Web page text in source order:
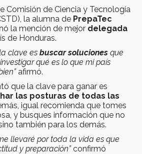
Comisión de Ciencia y Tecnología
la alumna de PrepaTec
la mención de mejor delegada
de Honduras.
la clave es buscar soluciones que
qué es lo que mi país
afirmó.
que la clave para ganar es
las posturas de todas las
igual recomienda que tomes
y busques información que no
también para los demás.
llevaré por toda la vida es que
y preparación”confirmó